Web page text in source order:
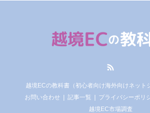
越境ECの教科書（初心者向け海外向けネット
お問い合わせ
記事一覧 プライバシーポリ
越境EC市場調査